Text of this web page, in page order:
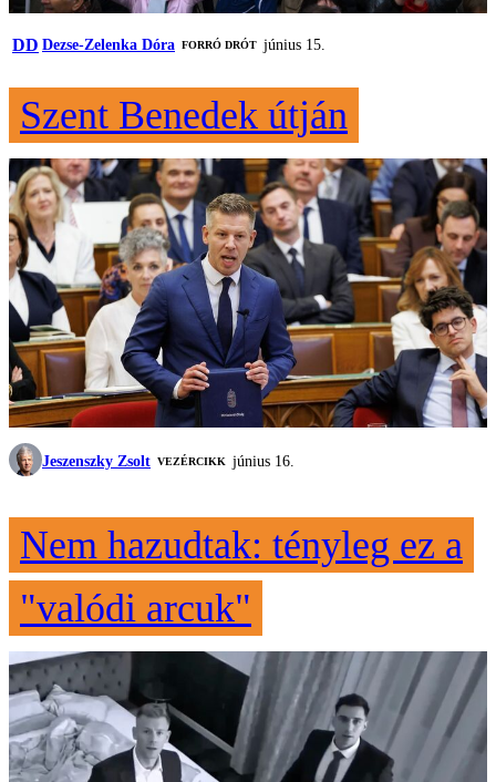
DD Dezse-Zelenka Dóra FORRÓ DRÓT június 15.
Szent Benedek útján
Jeszenszky Zsolt VEZÉRCIKK június 16.
Nem hazudtak: tényleg ez a
"valódi arcuk"